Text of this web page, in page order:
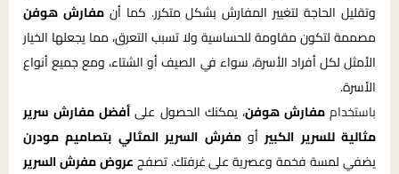
وتقليل الحاجة لتغيير المفارش بشكل متكرر. كما أنمفارش هوفن
مصممة لتكون مقاومة للحساسية ولا تسبب التعرق، مما يجعلها الخيار
الأمثل لكل أفراد الأسرة، سواء في الصيف أو الشتاء، ومع جميع أنواع
الأسرة.
باستخداممفارش هوفن، يمكنك الحصول علىأفضل مفارش سرير
مثالية للسرير الكبيرأومفرش السرير المثالي بتصاميم مودرن
يضفي لمسة فخمة وعصرية على غرفتك. تصفحعروض مفرش السرير